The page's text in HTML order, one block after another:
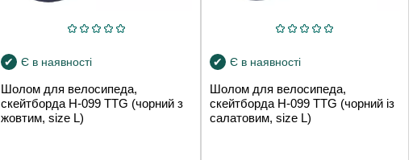
Є в наявності
Шолом для велосипеда,
скейтборда H-099 TTG (чорний з
жовтим, size L)
Є в наявності
Шолом для велосипеда,
скейтборда H-099 TTG (чорний із
салатовим, size L)